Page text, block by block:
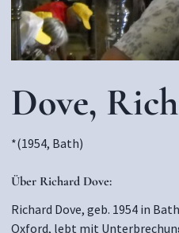
Dove,
*(1954, Bath)
Über Richard Dove:
Richard Dove, geb. 1954 in
Oxford, lebt mit